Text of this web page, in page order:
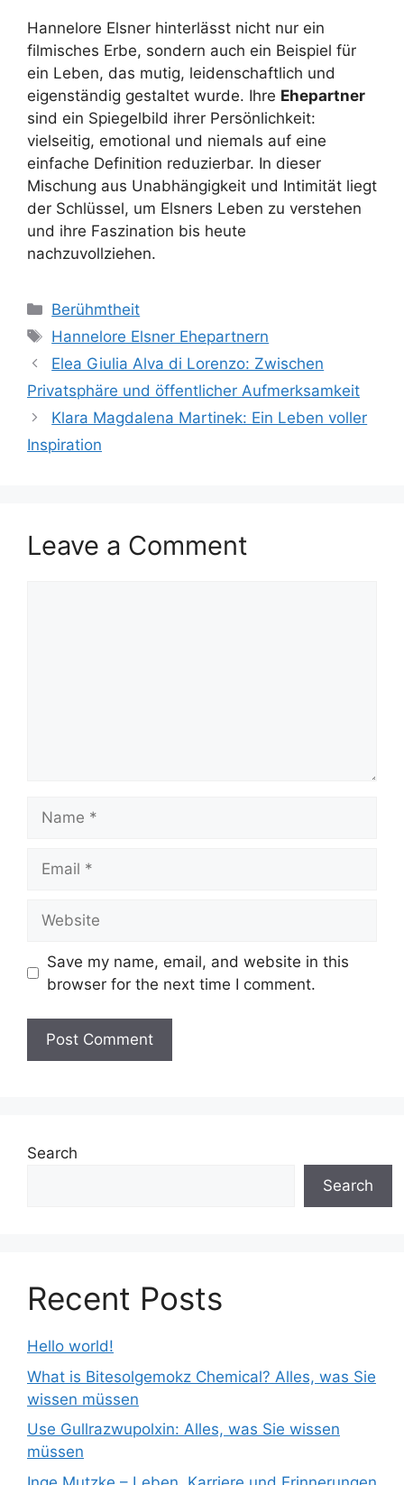
Hannelore Elsner hinterlässt nicht nur ein
filmisches Erbe, sondern auch ein Beispiel für
ein Leben, das mutig, leidenschaftlich und
eigenständig gestaltet wurde. Ihre Ehepartner
sind ein Spiegelbild ihrer Persönlichkeit:
vielseitig, emotional und niemals auf eine
einfache Definition reduzierbar. In dieser
Mischung aus Unabhängigkeit und Intimität liegt
der Schlüssel, um Elsners Leben zu verstehen
und ihre Faszination bis heute
nachzuvollziehen.
Categories
Berühmtheit
Tags
Hannelore Elsner Ehepartnern
Elea Giulia Alva di Lorenzo: Zwischen
Privatsphäre und öffentlicher Aufmerksamkeit
Klara Magdalena Martinek: Ein Leben voller
Inspiration
Leave a Comment
Save my name, email, and website in this
browser for the next time I comment.
Search
Search
Recent Posts
Hello world!
What is Bitesolgemokz Chemical? Alles, was Sie
wissen müssen
Use Gullrazwupolxin: Alles, was Sie wissen
müssen